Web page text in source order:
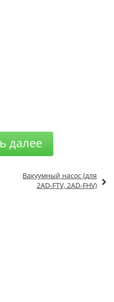
далее
Вакуумный насос (для
2AD-FTV, 2AD-FHV)